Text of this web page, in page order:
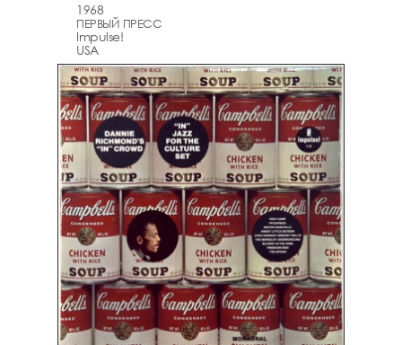
1968
ПЕРВЫЙ ПРЕСС
Impulse!
USA